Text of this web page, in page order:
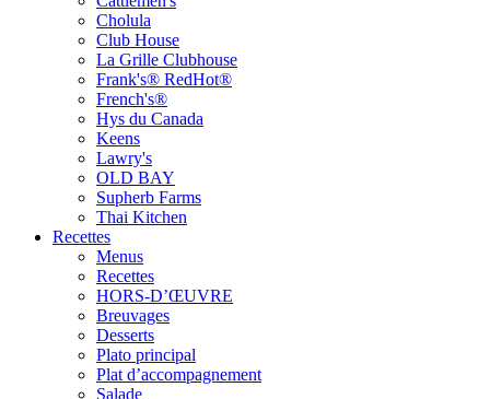
Cholula
Club House
La Grille Clubhouse
Frank's® RedHot®
French's®
Hys du Canada
Keens
Lawry's
OLD BAY
Supherb Farms
Thai Kitchen
Recettes
Menus
Recettes
HORS-D’ŒUVRE
Breuvages
Desserts
Plato principal
Plat d’accompagnement
Salade